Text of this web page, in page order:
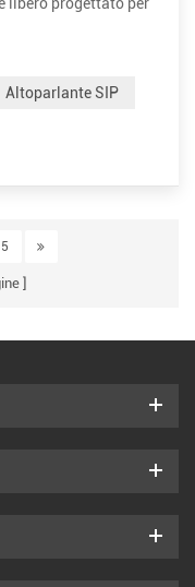
libero progettato per
un'alternativa
Inoltre, Speex è
Altoparlante SIP
5